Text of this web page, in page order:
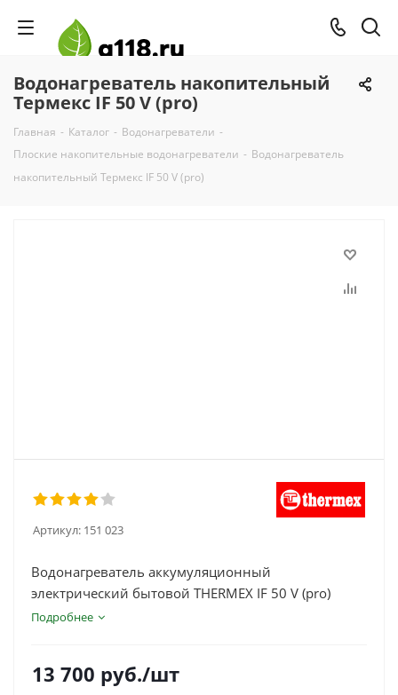
Водонагреватель накопительный
Термекс IF 50 V (pro)
Главная - Каталог - Водонагреватели -
Плоские накопительные водонагреватели - Водонагреватель
накопительный Термекс IF 50 V (pro)
Артикул: 151 023
Водонагреватель аккумуляционный
электрический бытовой THERMEX IF 50 V (pro)
Подробнее
13 700 руб./шт